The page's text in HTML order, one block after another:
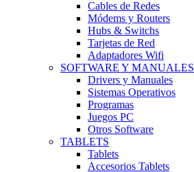
Cables de Redes
Módems y Routers
Hubs & Switchs
Tarjetas de Red
Adaptadores Wifi
SOFTWARE Y MANUALES
Drivers y Manuales
Sistemas Operativos
Programas
Juegos PC
Otros Software
TABLETS
Tablets
Accesorios Tablets